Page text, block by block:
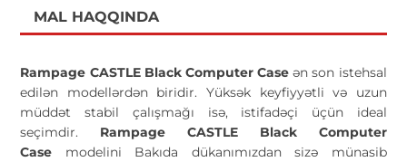
MAL HAQQINDA
Rampage CASTLE Black Computer Case ən son istehsal
edilən modellərdən biridir. Yüksək keyfiyyətli və uzun
müddət stabil çalışmağı isə, istifadəçi üçün ideal
seçimdir. Rampage CASTLE Black Computer
Case modelini Bakıda dükanımızdan sizə münasib